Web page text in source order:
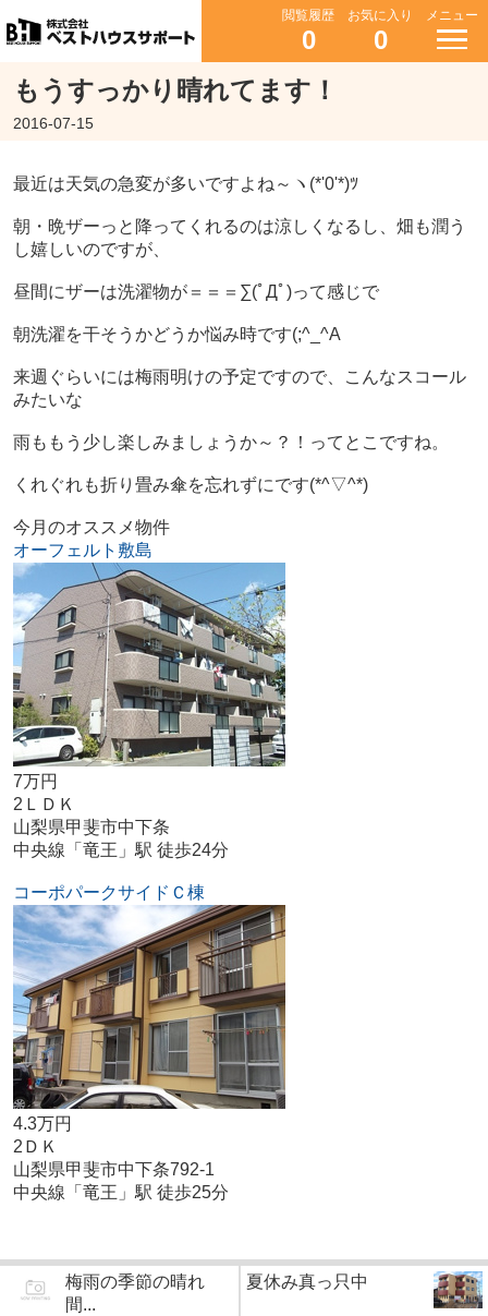
閲覧履歴
0
お気に入り
0
メニュー
もうすっかり晴れてます！
2016-07-15
最近は天気の急変が多いですよね～ヽ(*'0'*)ﾂ
朝・晩ザーっと降ってくれるのは涼しくなるし、畑も潤う
し嬉しいのですが、
昼間にザーは洗濯物が＝＝＝∑(ﾟДﾟ)って感じで
朝洗濯を干そうかどうか悩み時です(;^_^A
来週ぐらいには梅雨明けの予定ですので、こんなスコール
みたいな
雨ももう少し楽しみましょうか～？！ってとこですね。
くれぐれも折り畳み傘を忘れずにです(*^▽^*)
今月のオススメ物件
オーフェルト敷島
7万円
2ＬＤＫ
山梨県甲斐市中下条
中央線「竜王」駅 徒歩24分
コーポパークサイドＣ棟
4.3万円
2ＤＫ
山梨県甲斐市中下条792-1
中央線「竜王」駅 徒歩25分
梅雨の季節の晴れ
間...
夏休み真っ只中